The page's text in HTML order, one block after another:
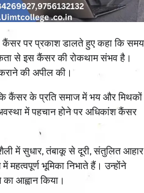
कैंसर पर प्रकाश डालते हुए कहा कि समय
से इस कैंसर की रोकथाम संभव है।
की अपील की।
कैंसर के प्रति समाज में भय और मिथकों
में पहचान होने पर अधिकांश कैंसर
में सुधार, तंबाकू से दूरी, संतुलित आहार
महत्वपूर्ण भूमिका निभाते हैं। उन्होंने
आह्वान किया।